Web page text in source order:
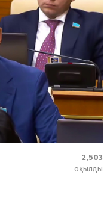
2,503
оқылды